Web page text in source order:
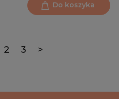
Do koszyka
2 3 >